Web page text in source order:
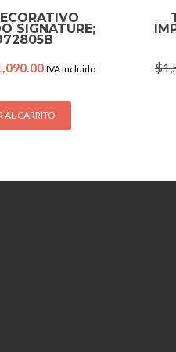
SIGNATURE;
Current
is:
$1,090.00.
IVA Incluido
AL CARRITO
$